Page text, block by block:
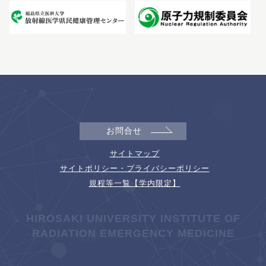
お問合せ
サイトマップ
サイトポリシー・プライバシーポリシー
規程等一覧【学内限定】
HIROSAKI UNIVERSITY INSTITUTE OF
RADIATION EMERGENCY MEDICINE